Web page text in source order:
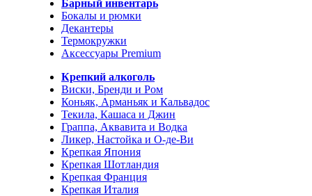
Барный инвентарь
Бокалы и рюмки
Декантеры
Термокружки
Аксессуары Premium
Крепкий алкоголь
Виски, Бренди и Ром
Коньяк, Арманьяк и Кальвадос
Текила, Кашаса и Джин
Граппа, Аквавита и Водка
Ликер, Настойка и О-де-Ви
Крепкая Япония
Крепкая Шотландия
Крепкая Франция
Крепкая Италия